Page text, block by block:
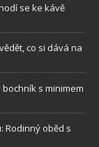
se ke kávě
co si dává na
s minimem
Rodinný oběd s